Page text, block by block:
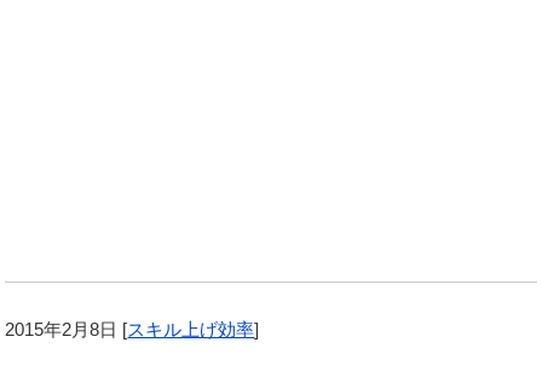
2015年2月8日 [スキル上げ効率]